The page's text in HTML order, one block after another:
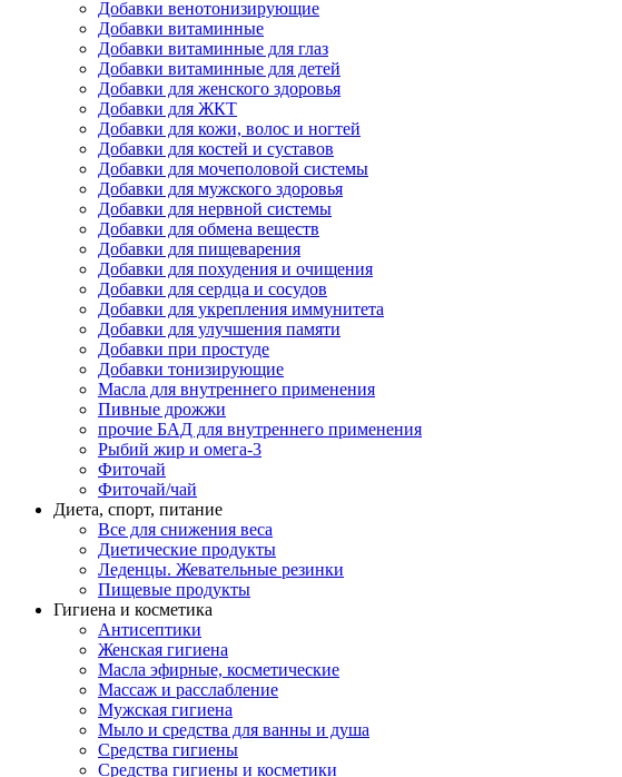
Добавки венотонизирующие
Добавки витаминные
Добавки витаминные для глаз
Добавки витаминные для детей
Добавки для женского здоровья
Добавки для ЖКТ
Добавки для кожи, волос и ногтей
Добавки для костей и суставов
Добавки для мочеполовой системы
Добавки для мужского здоровья
Добавки для нервной системы
Добавки для обмена веществ
Добавки для пищеварения
Добавки для похудения и очищения
Добавки для сердца и сосудов
Добавки для укрепления иммунитета
Добавки для улучшения памяти
Добавки при простуде
Добавки тонизирующие
Масла для внутреннего применения
Пивные дрожжи
прочие БАД для внутреннего применения
Рыбий жир и омега-3
Фиточай
Фиточай/чай
Диета, спорт, питание
Все для снижения веса
Диетические продукты
Леденцы. Жевательные резинки
Пищевые продукты
Гигиена и косметика
Антисептики
Женская гигиена
Масла эфирные, косметические
Массаж и расслабление
Мужская гигиена
Мыло и средства для ванны и душа
Средства гигиены
Средства гигиены и косметики